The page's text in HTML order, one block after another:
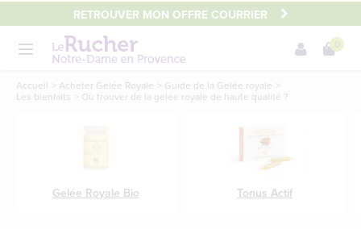
au
contenu
RETROUVER MON OFFRE COURRIER
Menu
0
Main
content
Accueil Acheter Gelée Royale
Guide de la Gelée royale
Les bienfaits
Où trouver de la gelée royale de haute qualité ?
Gelée Royale Bio Tonus Actif